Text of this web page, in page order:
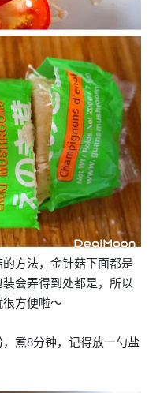
方法，金针菇下面都是
会弄得到处都是，所以
方便啦～
煮8分钟，记得放一勺盐